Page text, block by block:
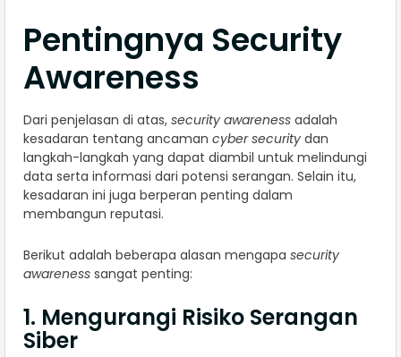
Pentingnya Security
Awareness
Dari penjelasan di atas, security awareness adalah
kesadaran tentang ancaman cyber security dan
langkah-langkah yang dapat diambil untuk melindungi
data serta informasi dari potensi serangan. Selain itu,
kesadaran ini juga berperan penting dalam
membangun reputasi.
Berikut adalah beberapa alasan mengapa security
awareness sangat penting:
1. Mengurangi Risiko Serangan
Siber